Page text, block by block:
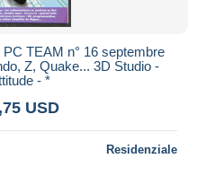
TEAM n° 16 septembre
Z, Quake... 3D Studio -
- *
USD
Residenziale